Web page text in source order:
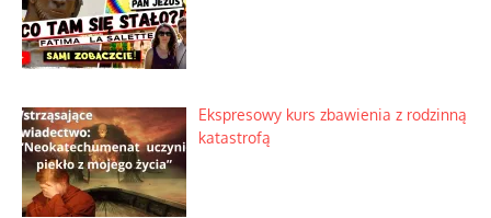
Ekspresowy kurs zbawienia z rodzinną
katastrofą